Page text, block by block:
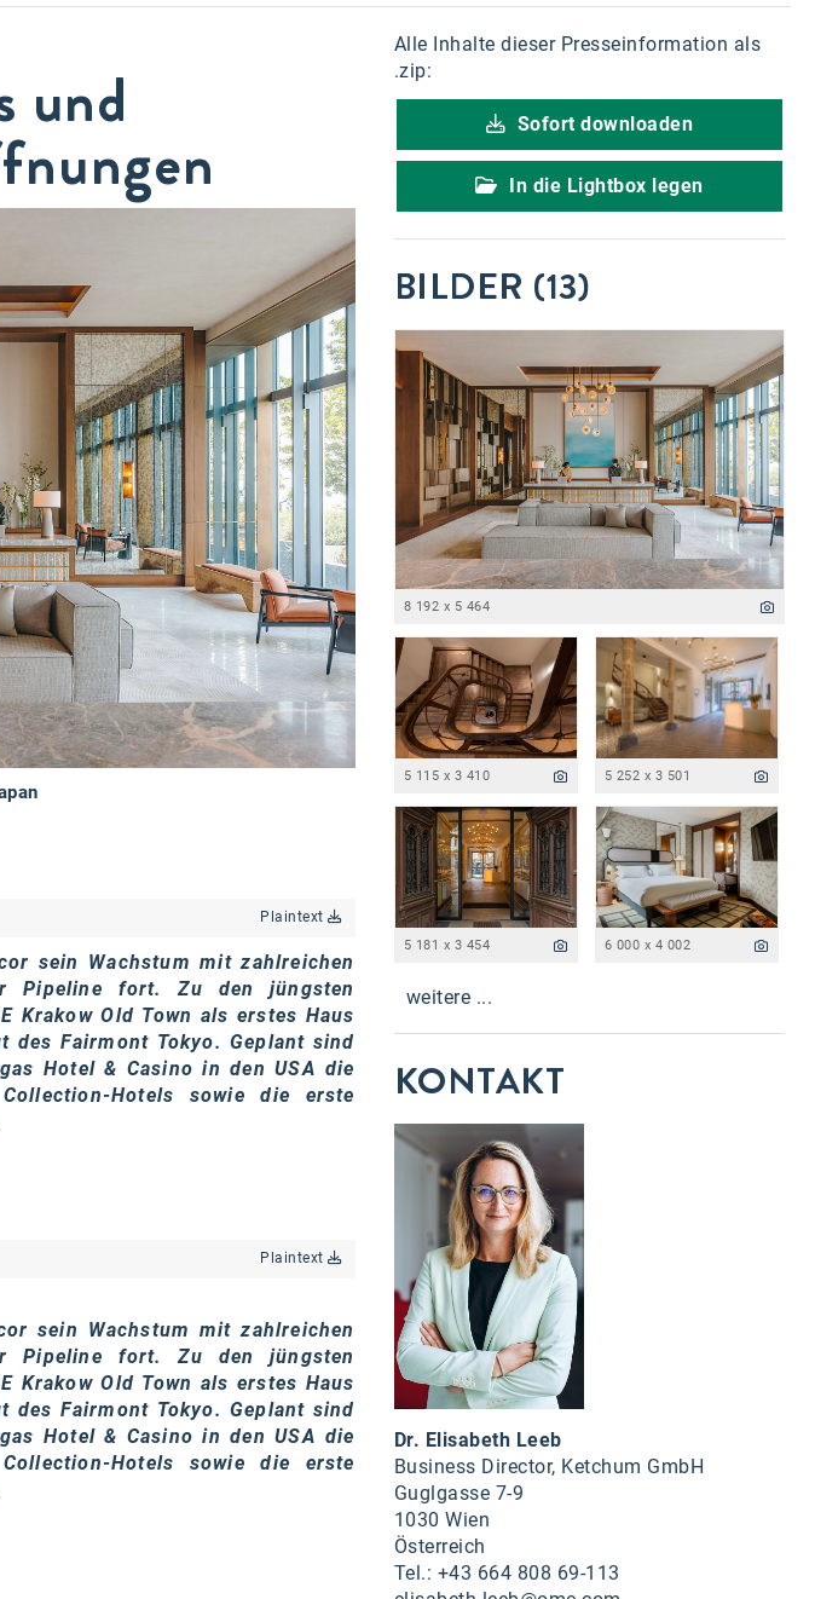
und
Plaintext
sein Wachstum mit zahlreichen
Pipeline fort. Zu den jüngsten
Krakow Old Town als erstes Haus
des Fairmont Tokyo. Geplant sind
Hotel & Casino in den USA die
Hotels sowie die erste
Plaintext
sein Wachstum mit zahlreichen
Pipeline fort. Zu den jüngsten
Krakow Old Town als erstes Haus
des Fairmont Tokyo. Geplant sind
Hotel & Casino in den USA die
Hotels sowie die erste
Alle Inhalte dieser Presseinformation als
.zip:
Sofort downloaden
In die Lightbox legen
BILDER (13)
8 192 x 5 464
5 115 x 3 410 5 252 x 3 501
5 181 x 3 454 6 000 x 4 002
weitere ...
KONTAKT
Dr. Elisabeth Leeb
Business Director, Ketchum GmbH
Guglgasse 7-9
1030 Wien
Österreich
Tel.: +43 664 808 69-113